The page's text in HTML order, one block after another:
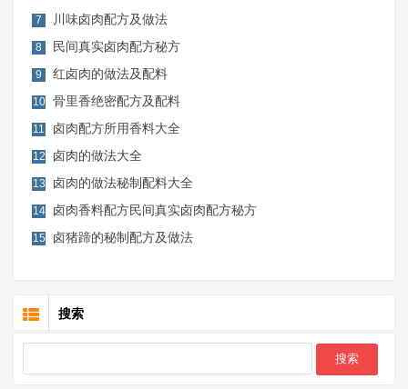
7 川味卤肉配方及做法
8 民间真实卤肉配方秘方
9 红卤肉的做法及配料
10 骨里香绝密配方及配料
11 卤肉配方所用香料大全
12 卤肉的做法大全
13 卤肉的做法秘制配料大全
14 卤肉香料配方民间真实卤肉配方秘方
15 卤猪蹄的秘制配方及做法
搜索